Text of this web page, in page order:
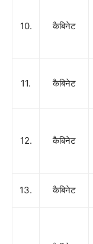
10. कैबिनेट
11. कैबिनेट
12. कैबिनेट
13. कैबिनेट